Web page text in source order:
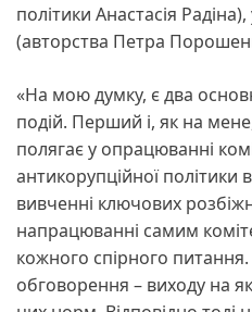
політики Анастасія
(авторства Петра
«На мою думку, є два
подій. Перший і, як на
полягає у опрацюванні
антикорупційної політики
вивченні ключових
напрацюванні самим
кожного спірного питання.
обговорення – виходу на